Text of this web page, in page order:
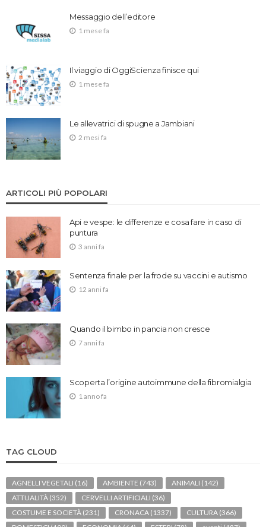
Messaggio dell’editore
1 mese fa
Il viaggio di OggiScienza finisce qui
1 mese fa
Le allevatrici di spugne a Jambiani
2 mesi fa
ARTICOLI PIÙ POPOLARI
Api e vespe: le differenze e cosa fare in caso di
puntura
3 anni fa
Sentenza finale per la frode su vaccini e autismo
12 anni fa
Quando il bimbo in pancia non cresce
7 anni fa
Scoperta l’origine autoimmune della fibromialgia
1 anno fa
TAG CLOUD
AGNELLI VEGETALI (16) AMBIENTE (743) ANIMALI (142)
ATTUALITÀ (352) CERVELLI ARTIFICIALI (36)
COSTUME E SOCIETÀ (231) CRONACA (1337) CULTURA (366)